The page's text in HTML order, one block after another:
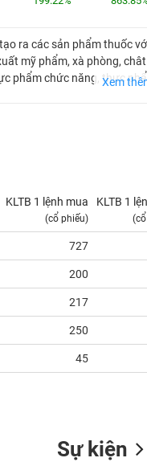
ra các sản phẩm thuốc
mỹ phẩm, xà phòng, chât
phẩm chức năng, thực
Xem
KLTB 1 lệnh mua
(cổ phiếu)
KLTB 1
(cổ
727
200
217
250
45
Sự kiện